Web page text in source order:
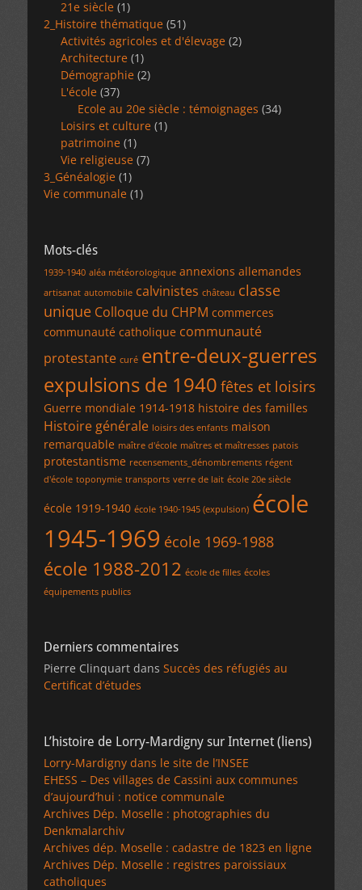
21e siècle (1)
2_Histoire thématique (51)
Activités agricoles et d'élevage (2)
Architecture (1)
Démographie (2)
L'école (37)
Ecole au 20e siècle : témoignages (34)
Loisirs et culture (1)
patrimoine (1)
Vie religieuse (7)
3_Généalogie (1)
Vie communale (1)
Mots-clés
1939-1940 aléa météorologique annexions allemandes
artisanat automobile calvinistes château classe
unique Colloque du CHPM commerces
communauté catholique communauté
protestante curé entre-deux-guerres
expulsions de 1940 fêtes et loisirs
Guerre mondiale 1914-1918 histoire des familles
Histoire générale loisirs des enfants maison
remarquable maître d'école maîtres et maîtresses patois
protestantisme recensements_dénombrements régent
d'école toponymie transports verre de lait école 20e siècle
école 1919-1940 école 1940-1945 (expulsion) école
1945-1969 école 1969-1988
école 1988-2012 école de filles écoles
équipements publics
Derniers commentaires
Pierre Clinquart dans Succès des réfugiés au
Certificat d’études
L’histoire de Lorry-Mardigny sur Internet (liens)
Lorry-Mardigny dans le site de l’INSEE
EHESS – Des villages de Cassini aux communes
d’aujourd’hui : notice communale
Archives Dép. Moselle : photographies du
Denkmalarchiv
Archives dép. Moselle : cadastre de 1823 en ligne
Archives Dép. Moselle : registres paroissiaux
catholiques